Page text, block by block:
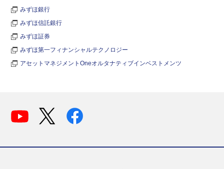
みずほ銀行
みずほ信託銀行
みずほ証券
みずほ第一フィナンシャルテクノロジー
アセットマネジメントOneオルタナティブインベストメンツ